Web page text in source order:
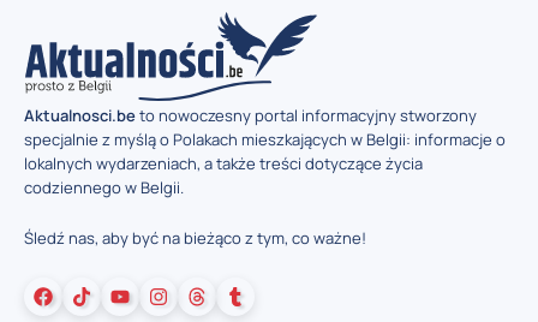
Aktualnosci.beto nowoczesny portal informacyjny stworzony
specjalnie z myślą o Polakach mieszkających w Belgii: informacje o
lokalnych wydarzeniach, a także treści dotyczące życia
codziennego w Belgii.
Śledź nas, aby być na bieżąco z tym, co ważne!